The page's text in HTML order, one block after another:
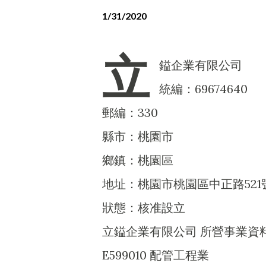
1/31/2020
立
鎰企業有限公司
統編：69674640
郵編：330
縣市：桃園市
鄉鎮：桃園區
地址：桃園市桃園區中正路521
狀態：核准設立
立鎰企業有限公司 所營事業資
E599010 配管工程業